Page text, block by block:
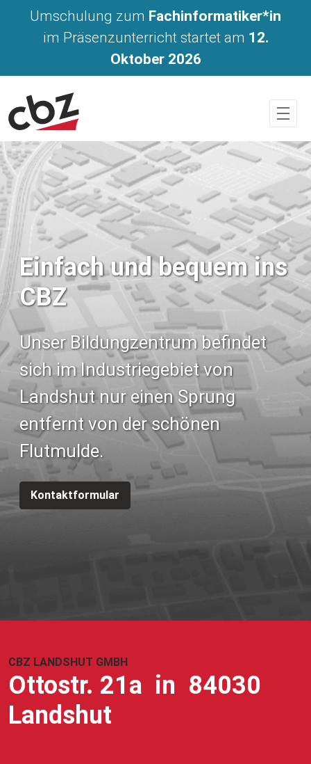
Kontakt
Umschulung zum Fachinformatiker*in
im Präsenzunterricht startet am 12.
Oktober 2026
Einfach und bequem ins
CBZ
Unser Bildungzentrum befindet
sich im Industriegebiet von
Landshut nur einen Sprung
entfernt von der schönen
Flutmulde.
Kontaktformular
CBZ LANDSHUT GMBH
Ottostr. 21a in 84030
Landshut